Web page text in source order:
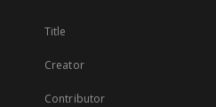
Title
Creator
Contributor